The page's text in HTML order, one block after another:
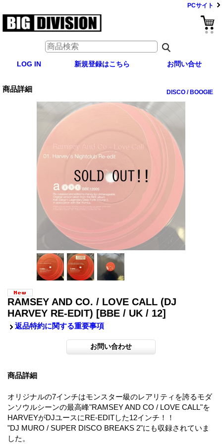
PCサイト
LOG IN 新規登録はこちら お問い合せ
商品詳細 DISCO / BOOGIE
RAMSEY AND CO. / LOVE CALL (DJ
HARVEY RE-EDIT) [BBE / UK / 12]
返品特約に関する重要事項
商品詳細
オリジナルの7インチはモンスター級のレアリティを誇るモダ
ンソウルシーンの最高峰"RAMSEY AND CO / LOVE CALL"を
HARVEYがDJユースにRE-EDITした12インチ！！
"DJ MURO / SUPER DISCO BREAKS 2"にも収録されていま
した。